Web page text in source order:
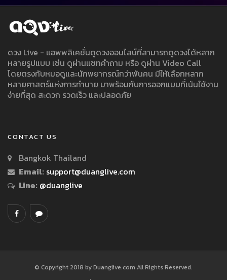
ดวง Live - แอพพลิเคชั่นดูดวงออนไลน์ที่สามารถดูดวงได้หลาก
หลายรูปแบบ เช่น ดูผ่านแชทคำถาม หรือ ดูผ่าน Video Call
โดยตรงกับหมอดูและนักพยากรณ์กว่าพันคน มีให้เลือกหลาก
หลายศาสตร์แห่งการทำนาย มาพร้อมกับการออกแบบที่เน้นใช้งาน
ง่ายที่สุด สะดวก รวดเร็ว และปลอดภัย
CONTACT US
Bangkok Thailand
Email: support@duanglive.com
Line: @duanglive
© Copyright 2018 by Duanglive.com All Rights Reserved.